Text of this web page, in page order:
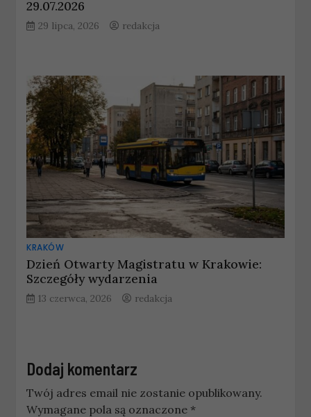
29.07.2026
29 lipca, 2026 redakcja
KRAKÓW
Dzień Otwarty Magistratu w Krakowie:
Szczegóły wydarzenia
13 czerwca, 2026 redakcja
Dodaj komentarz
Twój adres email nie zostanie opublikowany.
Wymagane pola są oznaczone *